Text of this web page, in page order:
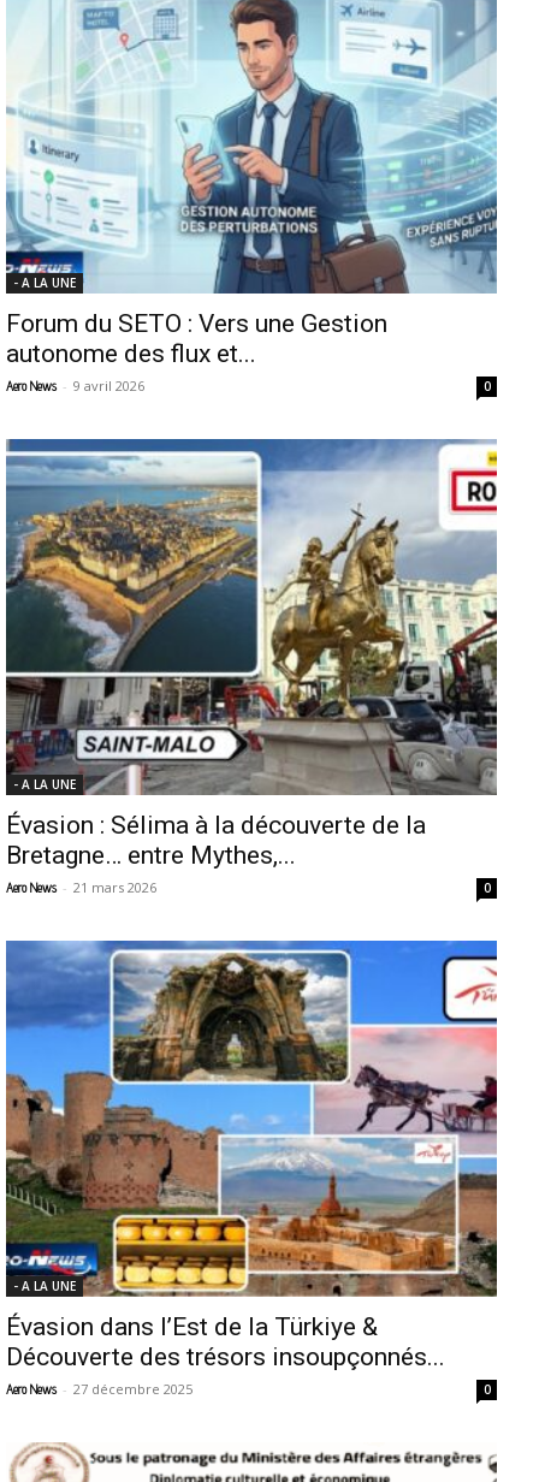
- A LA UNE
Forum du SETO : Vers une Gestion
autonome des flux et...
Aero News - 9 avril 2026 0
- A LA UNE
Évasion : Sélima à la découverte de la
Bretagne… entre Mythes,...
Aero News - 21 mars 2026 0
- A LA UNE
Évasion dans l’Est de la Türkiye &
Découverte des trésors insoupçonnés...
Aero News - 27 décembre 2025 0